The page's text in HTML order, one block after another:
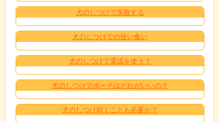
犬のしつけで失敗する
犬のしつけでの拾い食い
犬のしつけで電流を使う？
犬のしつけでポーチはどれがいいの？
犬のしつけ叩くことも必要か？